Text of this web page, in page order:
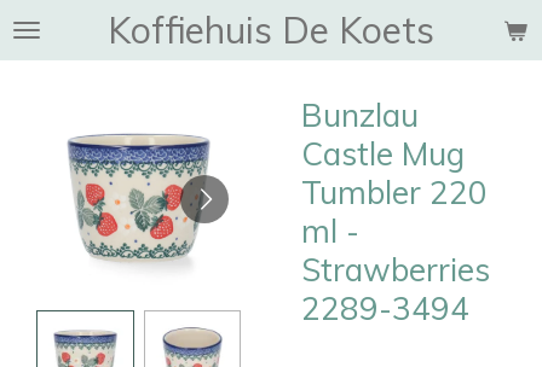
Ga
hoofdinhoud
Koffiehuis De Koets
Bunzlau
Castle Mug
Tumbler 220
ml -
Strawberries
2289-3494